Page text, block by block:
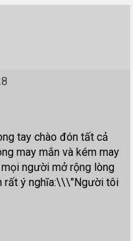
tay chào đón tất cả
may mắn và kém may
người mở rộng lòng
rất ý nghĩa:\\\"Người tôi